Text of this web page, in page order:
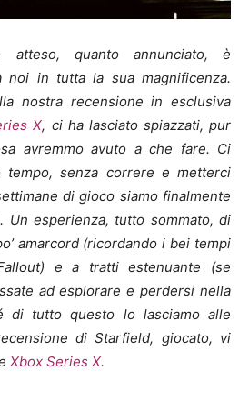
atteso, quanto annunciato, è
noi in tutta la sua magnificenza.
nostra recensione in esclusiva
X, ci ha lasciato spiazzati, pur
avremmo avuto a che fare. Ci
senza correre e metterci
di gioco siamo finalmente
Un esperienza, tutto sommato, di
amarcord (ricordando i bei tempi
e a tratti estenuante (se
ad esplorare e perdersi nella
di tutto questo lo lasciamo alle
di Starfield, giocato, vi
Xbox Series X.